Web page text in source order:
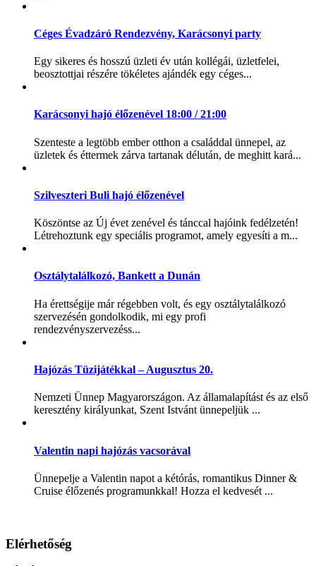
Céges Évadzáró Rendezvény, Karácsonyi party
Egy sikeres és hosszú üzleti év után kollégái, üzletfelei,
beosztottjai részére tökéletes ajándék egy céges...
Karácsonyi hajó élőzenével 18:00 / 21:00
Szenteste a legtöbb ember otthon a családdal ünnepel, az
üzletek és éttermek zárva tartanak délután, de meghitt kará...
Szilveszteri Buli hajó élőzenével
Köszöntse az Új évet zenével és tánccal hajóink fedélzetén!
Létrehoztunk egy speciális programot, amely egyesíti a m...
Osztálytalálkozó, Bankett a Dunán
Ha érettségije már régebben volt, és egy osztálytalálkozó
szervezésén gondolkodik, mi egy profi
rendezvényszervezéss...
Hajózás Tüzijátékkal – Augusztus 20.
Nemzeti Ünnep Magyarországon. Az államalapítást és az első
keresztény királyunkat, Szent Istvánt ünnepeljük ...
Valentin napi hajózás vacsorával
Ünnepelje a Valentin napot a kétórás, romantikus Dinner &
Cruise élőzenés programunkkal! Hozza el kedvesét ...
Elérhetőség